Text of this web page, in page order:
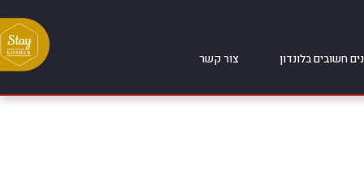
חשובים בלונדון צור קשר